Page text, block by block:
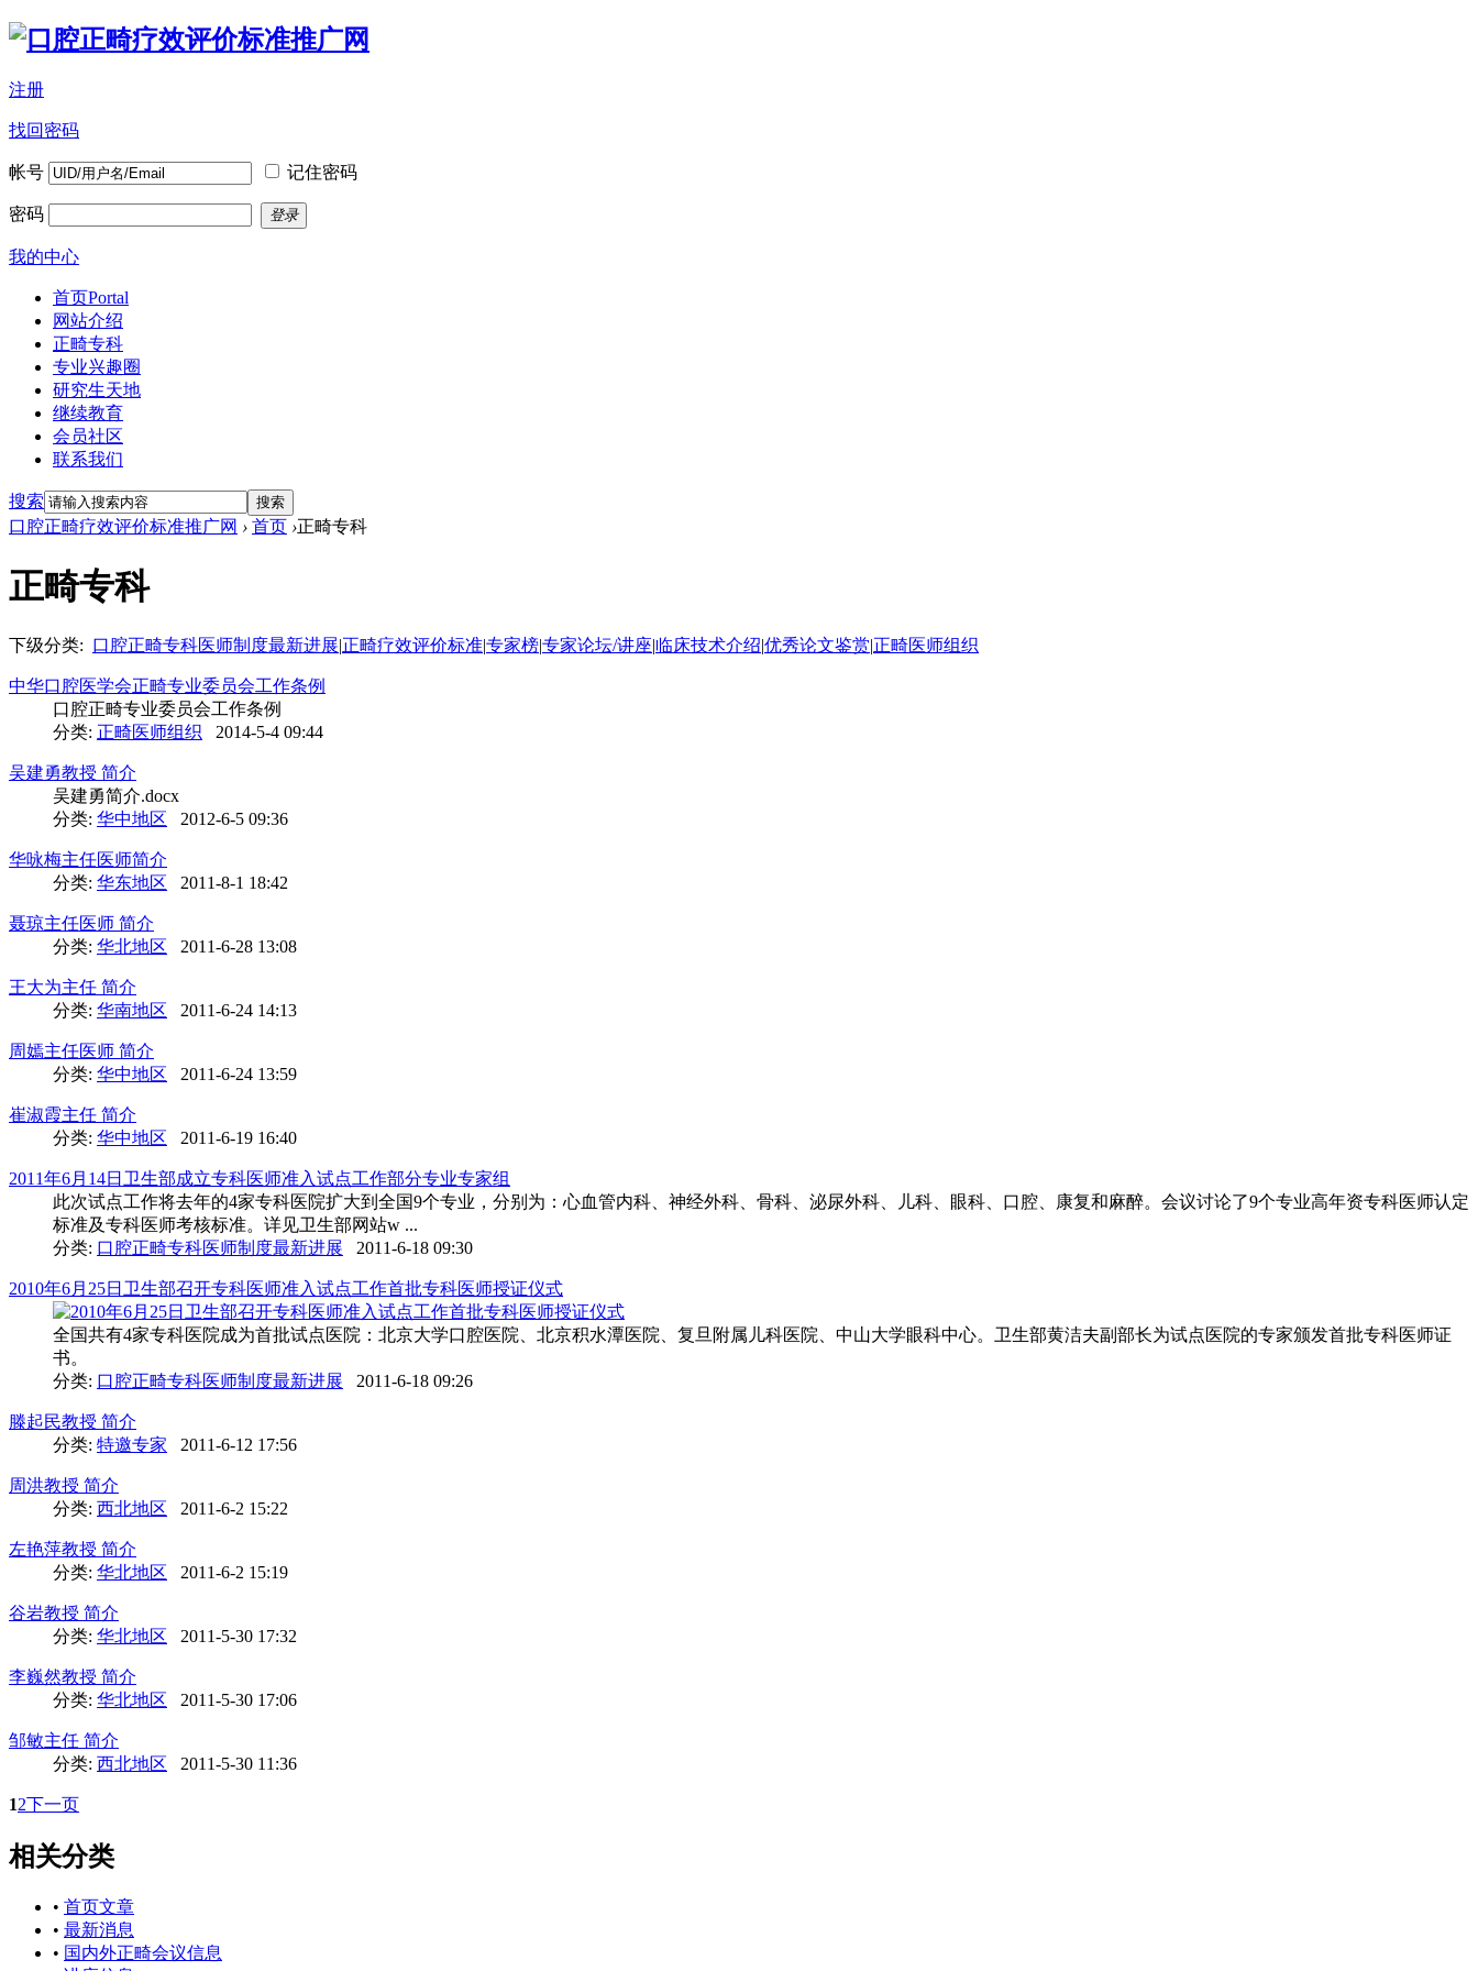
注册
找回密码
帐号 记住密码
密码 登录
我的中心
首页Portal
网站介绍
正畸专科
专业兴趣圈
研究生天地
继续教育
会员社区
联系我们
搜索 搜索
口腔正畸疗效评价标准推广网 › 首页 ›正畸专科
正畸专科
下级分类: 口腔正畸专科医师制度最新进展|正畸疗效评价标准|专家榜|专家论坛/讲座|临床技术介绍|优秀论文鉴赏|正畸医师组织
中华口腔医学会正畸专业委员会工作条例
口腔正畸专业委员会工作条例
分类: 正畸医师组织 2014-5-4 09:44
吴建勇教授 简介
吴建勇简介.docx
分类: 华中地区 2012-6-5 09:36
华咏梅主任医师简介
分类: 华东地区 2011-8-1 18:42
聂琼主任医师 简介
分类: 华北地区 2011-6-28 13:08
王大为主任 简介
分类: 华南地区 2011-6-24 14:13
周嫣主任医师 简介
分类: 华中地区 2011-6-24 13:59
崔淑霞主任 简介
分类: 华中地区 2011-6-19 16:40
2011年6月14日卫生部成立专科医师准入试点工作部分专业专家组
此次试点工作将去年的4家专科医院扩大到全国9个专业，分别为：心血管内科、神经外科、骨科、泌尿外科、儿科、眼科、口腔、康复和麻醉。会议讨论了9个专业高年资专科医师认定
标准及专科医师考核标准。详见卫生部网站w ...
分类: 口腔正畸专科医师制度最新进展 2011-6-18 09:30
2010年6月25日卫生部召开专科医师准入试点工作首批专科医师授证仪式
全国共有4家专科医院成为首批试点医院：北京大学口腔医院、北京积水潭医院、复旦附属儿科医院、中山大学眼科中心。卫生部黄洁夫副部长为试点医院的专家颁发首批专科医师证
书。
分类: 口腔正畸专科医师制度最新进展 2011-6-18 09:26
滕起民教授 简介
分类: 特邀专家 2011-6-12 17:56
周洪教授 简介
分类: 西北地区 2011-6-2 15:22
左艳萍教授 简介
分类: 华北地区 2011-6-2 15:19
谷岩教授 简介
分类: 华北地区 2011-5-30 17:32
李巍然教授 简介
分类: 华北地区 2011-5-30 17:06
邹敏主任 简介
分类: 西北地区 2011-5-30 11:36
12下一页
相关分类
• 首页文章
• 最新消息
• 国内外正畸会议信息